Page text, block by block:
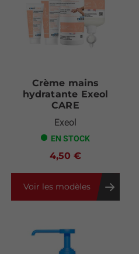
Crème mains
hydratante Exeol
CARE
Exeol
EN STOCK
4,50 €
Voir les modèles